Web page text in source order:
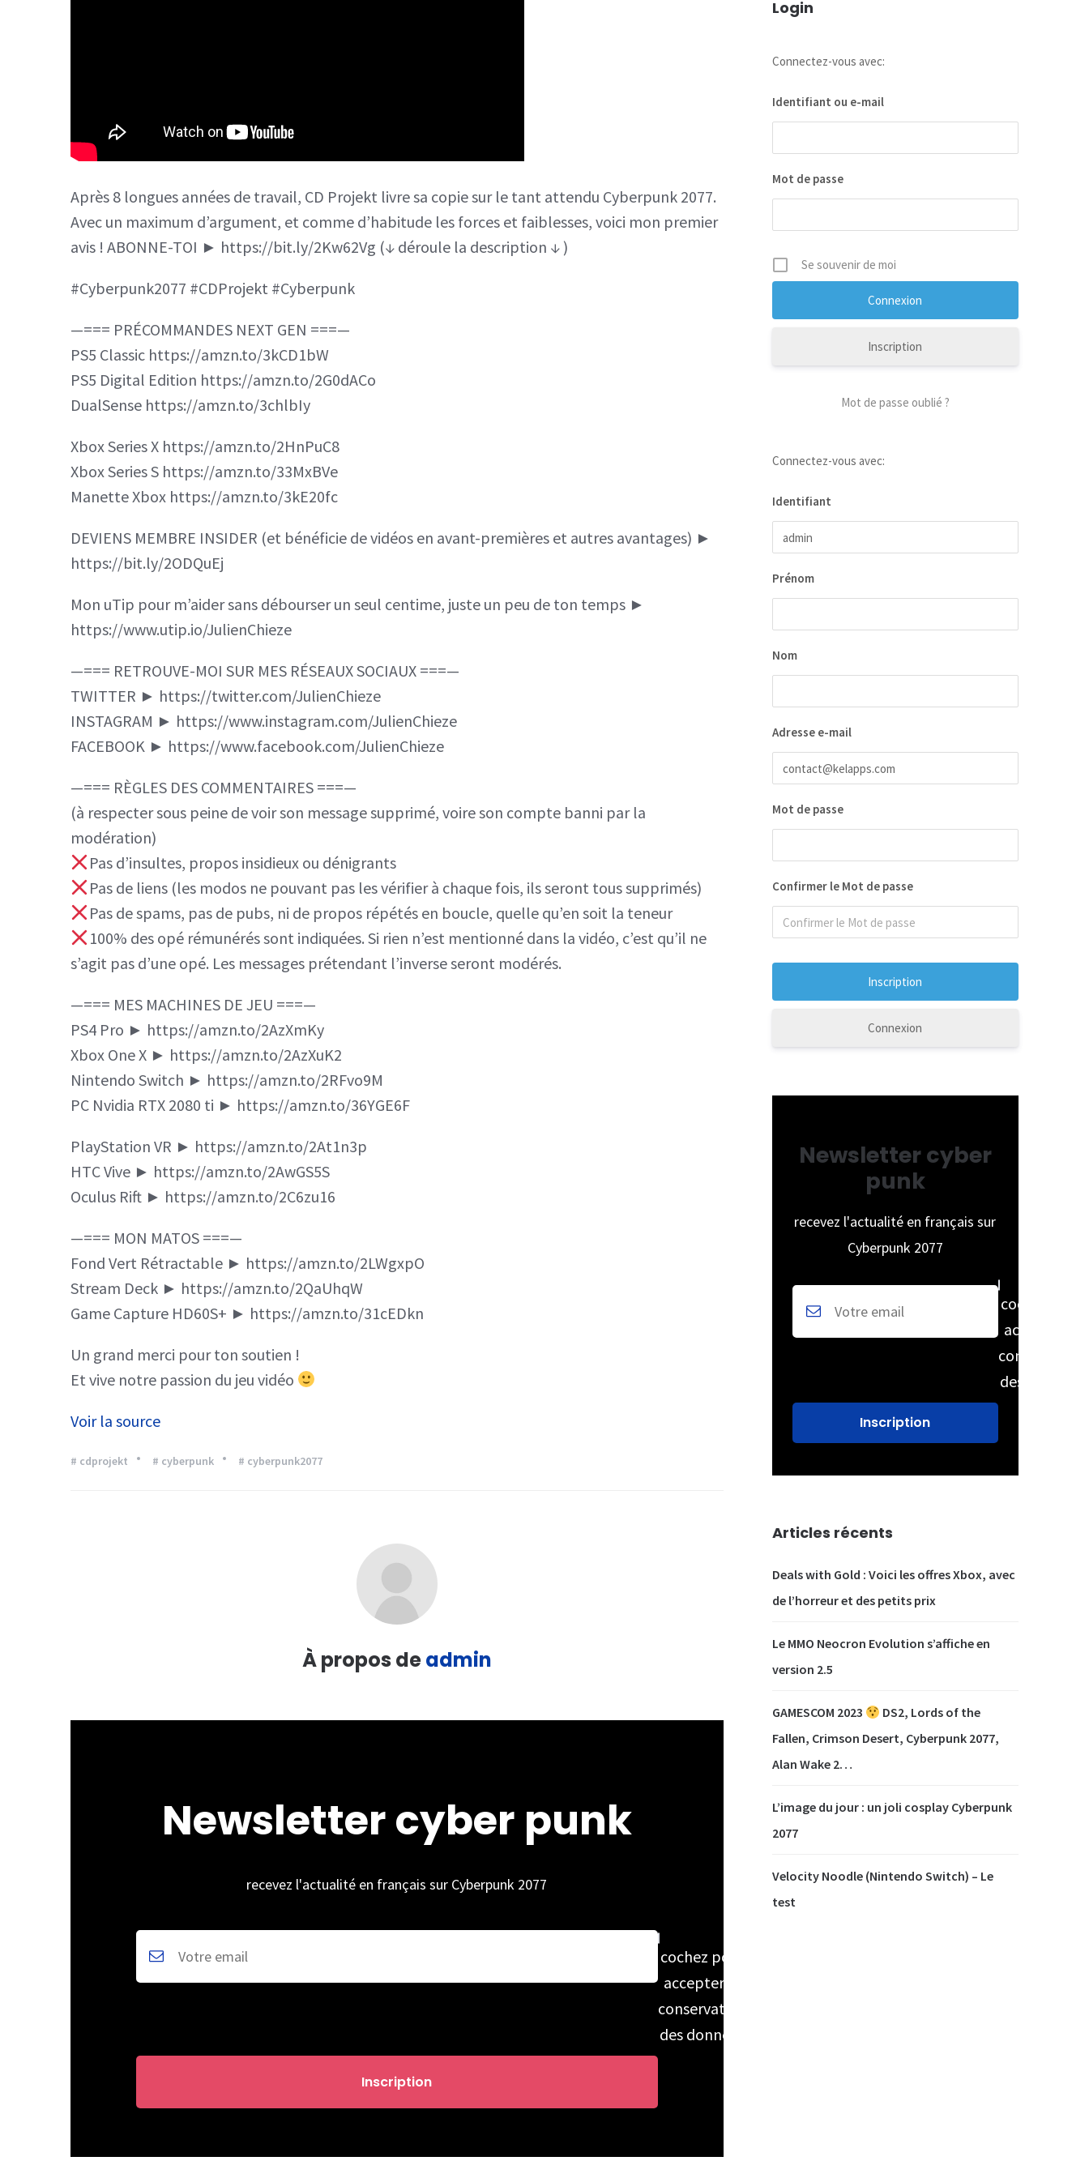
Après 8 longues années de travail, CD Projekt livre sa copie sur le tant attendu Cyberpunk 2077.
Avec un maximum d’argument, et comme d’habitude les forces et faiblesses, voici mon premier
avis ! ABONNE-TOI ► https://bit.ly/2Kw62Vg (↓ déroule la description ↓ )
#Cyberpunk2077 #CDProjekt #Cyberpunk
—=== PRÉCOMMANDES NEXT GEN ===—
PS5 Classic https://amzn.to/3kCD1bW
PS5 Digital Edition https://amzn.to/2G0dACo
DualSense https://amzn.to/3chlbIy
Xbox Series X https://amzn.to/2HnPuC8
Xbox Series S https://amzn.to/33MxBVe
Manette Xbox https://amzn.to/3kE20fc
DEVIENS MEMBRE INSIDER (et bénéficie de vidéos en avant-premières et autres avantages) ►
https://bit.ly/2ODQuEj
Mon uTip pour m’aider sans débourser un seul centime, juste un peu de ton temps ►
https://www.utip.io/JulienChieze
—=== RETROUVE-MOI SUR MES RÉSEAUX SOCIAUX ===—
TWITTER ► https://twitter.com/JulienChieze
INSTAGRAM ► https://www.instagram.com/JulienChieze
FACEBOOK ► https://www.facebook.com/JulienChieze
—=== RÈGLES DES COMMENTAIRES ===—
(à respecter sous peine de voir son message supprimé, voire son compte banni par la
modération)
Pas d’insultes, propos insidieux ou dénigrants
Pas de liens (les modos ne pouvant pas les vérifier à chaque fois, ils seront tous supprimés)
Pas de spams, pas de pubs, ni de propos répétés en boucle, quelle qu’en soit la teneur
100% des opé rémunérés sont indiquées. Si rien n’est mentionné dans la vidéo, c’est qu’il ne
s’agit pas d’une opé. Les messages prétendant l’inverse seront modérés.
—=== MES MACHINES DE JEU ===—
PS4 Pro ► https://amzn.to/2AzXmKy
Xbox One X ► https://amzn.to/2AzXuK2
Nintendo Switch ► https://amzn.to/2RFvo9M
PC Nvidia RTX 2080 ti ► https://amzn.to/36YGE6F
PlayStation VR ► https://amzn.to/2At1n3p
HTC Vive ► https://amzn.to/2AwGS5S
Oculus Rift ► https://amzn.to/2C6zu16
—=== MON MATOS ===—
Fond Vert Rétractable ► https://amzn.to/2LWgxpO
Stream Deck ► https://amzn.to/2QaUhqW
Game Capture HD60S+ ► https://amzn.to/31cEDkn
Un grand merci pour ton soutien !
Et vive notre passion du jeu vidéo
Voir la source
# cdprojekt # cyberpunk # cyberpunk2077
À propos deadmin
Newsletter cyber punk
recevez l'actualité en français sur Cyberpunk 2077
cochez pour
accepter la
conservation
des données
Login
Connectez-vous avec:
Identifiant ou e-mail
Mot de passe
Se souvenir de moi
Inscription
Mot de passe oublié ?
Connectez-vous avec:
Identifiant
Prénom
Nom
Adresse e-mail
Mot de passe
Confirmer le Mot de passe
Connexion
Newsletter cyber
punk
recevez l'actualité en français sur
Cyberpunk 2077
cochez pour
accepter la
conservation
des données
Articles récents
Deals with Gold : Voici les offres Xbox, avec
de l’horreur et des petits prix
Le MMO Neocron Evolution s’affiche en
version 2.5
GAMESCOM 2023
DS2, Lords of the
Fallen, Crimson Desert, Cyberpunk 2077,
Alan Wake 2…
L’image du jour : un joli cosplay Cyberpunk
2077
Velocity Noodle (Nintendo Switch) – Le
test